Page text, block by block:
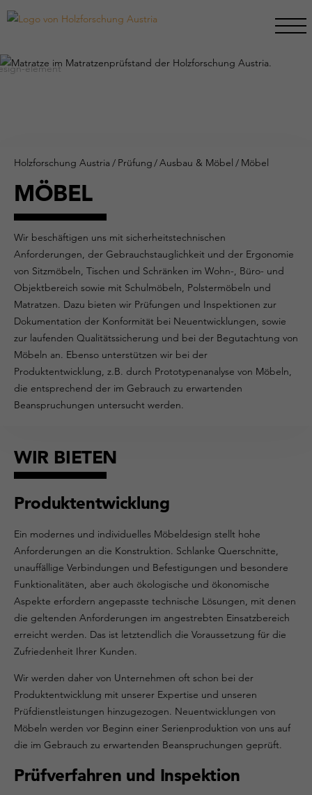
Holzforschung Austria / Prüfung/Ausbau & Möbel / Möbel
MÖBEL
Wir beschäftigen uns mit sicherheitstechnischen
Anforderungen, der Gebrauchstauglichkeit und der Ergonomie
von Sitzmöbeln, Tischen und Schränken im Wohn-, Büro- und
Objektbereich sowie mit Schulmöbeln, Polstermöbeln und
Matratzen. Dazu bieten wir Prüfungen und Inspektionen zur
Dokumentation der Konformität bei Neuentwicklungen, sowie
zur laufenden Qualitätssicherung und bei der Begutachtung von
Möbeln an. Ebenso unterstützen wir bei der
Produktentwicklung, z.B. durch Prototypenanalyse von Möbeln,
die entsprechend der im Gebrauch zu erwartenden
Beanspruchungen untersucht werden.
WIR BIETEN
Produktentwicklung
Ein modernes und individuelles Möbeldesign stellt hohe
Anforderungen an die Konstruktion. Schlanke Querschnitte,
unauffällige Verbindungen und Befestigungen und besondere
Funktionalitäten, aber auch ökologische und ökonomische
Aspekte erfordern angepasste technische Lösungen, mit denen
die geltenden Anforderungen im angestrebten Einsatzbereich
erreicht werden. Das ist letztendlich die Voraussetzung für die
Zufriedenheit Ihrer Kunden.
Wir werden daher von Unternehmen oft schon bei der
Produktentwicklung mit unserer Expertise und unseren
Prüfdienstleistungen hinzugezogen. Neuentwicklungen von
Möbeln werden vor Beginn einer Serienproduktion von uns auf
die im Gebrauch zu erwartenden Beanspruchungen geprüft.
Prüfverfahren und Inspektion